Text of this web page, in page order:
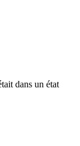
dans un état